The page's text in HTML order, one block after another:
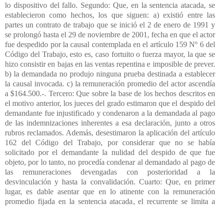
lo dispositivo del fallo. Segundo: Que, en la sentencia atacada, se
establecieron como hechos, los que siguen: a) existió entre las
partes un contrato de trabajo que se inició el 2 de enero de 1991 y
se prolongó hasta el 29 de noviembre de 2001, fecha en que el actor
fue despedido por la causal contemplada en el artículo 159 Nº 6 del
Código del Trabajo, esto es, caso fortuito o fuerza mayor, la que se
hizo consistir en bajas en las ventas repentina e imposible de prever.
b) la demandada no produjo ninguna prueba destinada a establecer
la causal invocada. c) la remuneración promedio del actor ascendía
a $164.500.-. Tercero: Que sobre la base de los hechos descritos en
el motivo anterior, los jueces del grado estimaron que el despido del
demandante fue injustificado y condenaron a la demandada al pago
de las indemnizaciones inherentes a esa declaración, junto a otros
rubros reclamados. Además, desestimaron la aplicación del artículo
162 del Código del Trabajo, por considerar que no se había
solicitado por el demandante la nulidad del despido de que fue
objeto, por lo tanto, no procedía condenar al demandado al pago de
las remuneraciones devengadas con posterioridad a la
desvinculación y hasta la convalidación. Cuarto: Que, en primer
lugar, es dable asentar que en lo atinente con la remuneración
promedio fijada en la sentencia atacada, el recurrente se limita a